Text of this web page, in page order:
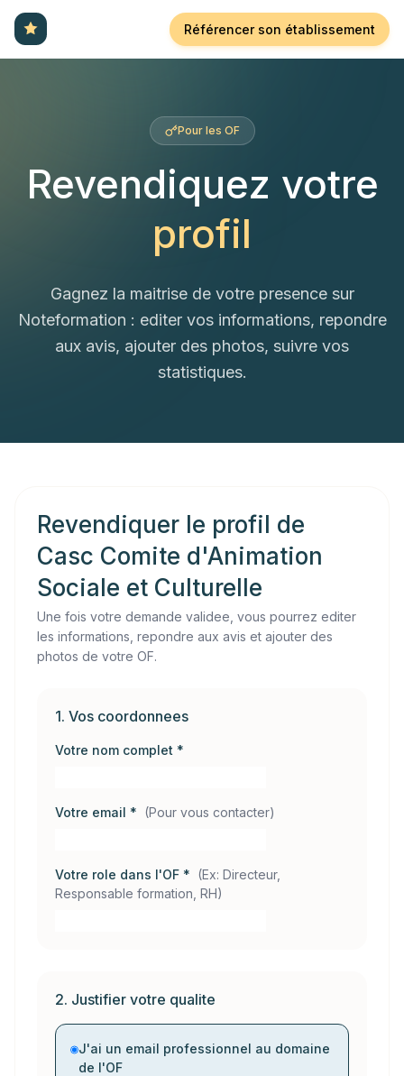
Référencer son établissement
Pour les OF
Revendiquez votre
profil
Gagnez la maitrise de votre presence sur
Noteformation : editer vos informations, repondre
aux avis, ajouter des photos, suivre vos
statistiques.
Revendiquer le profil de
Casc Comite d'Animation
Sociale et Culturelle
Une fois votre demande validee, vous pourrez editer
les informations, repondre aux avis et ajouter des
photos de votre OF.
1. Vos coordonnees
Votre nom complet *
Votre email * (Pour vous contacter)
Votre role dans l'OF * (Ex: Directeur,
Responsable formation, RH)
2. Justifier votre qualite
J'ai un email professionnel au domaine
de l'OF